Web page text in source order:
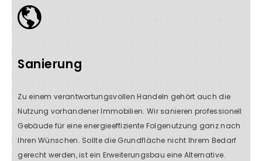
Sanierung
Zu einem verantwortungsvollen Handeln gehört auch die
Nutzung vorhandener Immobilien. Wir sanieren professionell
Gebäude für eine energieeffiziente Folgenutzung ganz nach
Ihren Wünschen. Sollte die Grundfläche nicht Ihrem Bedarf
gerecht werden, ist ein Erweiterungsbau eine Alternative.